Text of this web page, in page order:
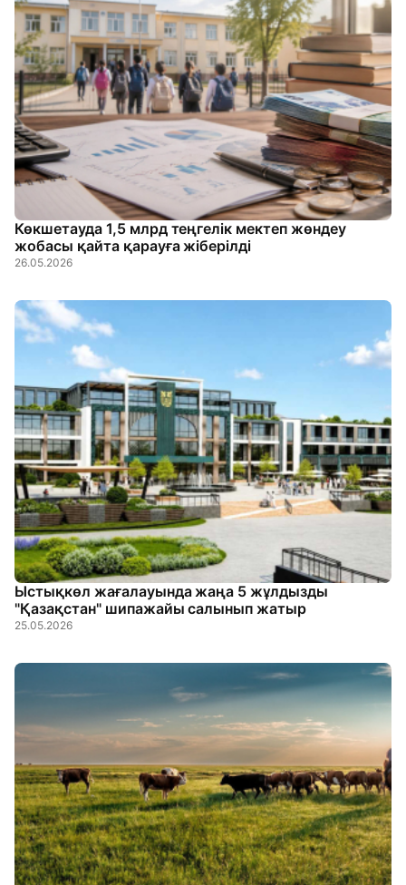
Көкшетауда 1,5 млрд теңгелік мектеп жөндеу
жобасы қайта қарауға жіберілді
26.05.2026
Ыстықкөл жағалауында жаңа 5 жұлдызды
"Қазақстан" шипажайы салынып жатыр
25.05.2026